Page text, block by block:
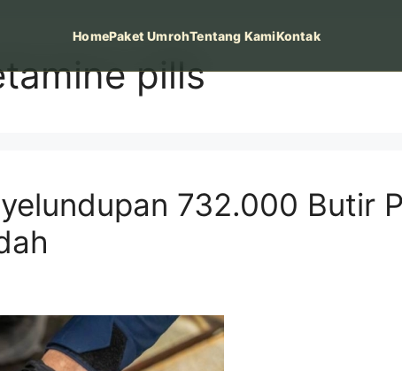
HomePaket UmrohTentang KamiKontak
pills
732.000 Butir